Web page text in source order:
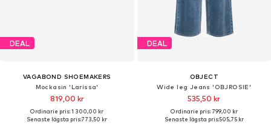
DEAL
VAGABOND SHOEMAKERS
Mockasin 'Larissa'
819,00 kr
Ordinarie pris: 1 300,00 kr
Senaste lägsta pris:773,50 kr
DEAL
OBJECT
Wide leg Jeans 'OBJROSIE'
535,50 kr
Ordinarie pris: 799,00 kr
Senaste lägsta pris:505,75 kr